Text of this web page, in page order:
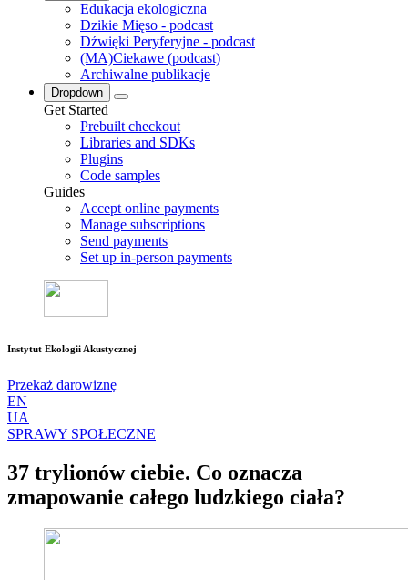
Edukacja ekologiczna
Dzikie Mięso - podcast
Dźwięki Peryferyjne - podcast
(MA)Ciekawe (podcast)
Archiwalne publikacje
Dropdown
Get Started
Prebuilt checkout
Libraries and SDKs
Plugins
Code samples
Guides
Accept online payments
Manage subscriptions
Send payments
Set up in-person payments
Instytut Ekologii Akustycznej
Przekaż darowiznę
EN
UA
SPRAWY SPOŁECZNE
37 trylionów ciebie. Co oznacza
zmapowanie całego ludzkiego ciała?